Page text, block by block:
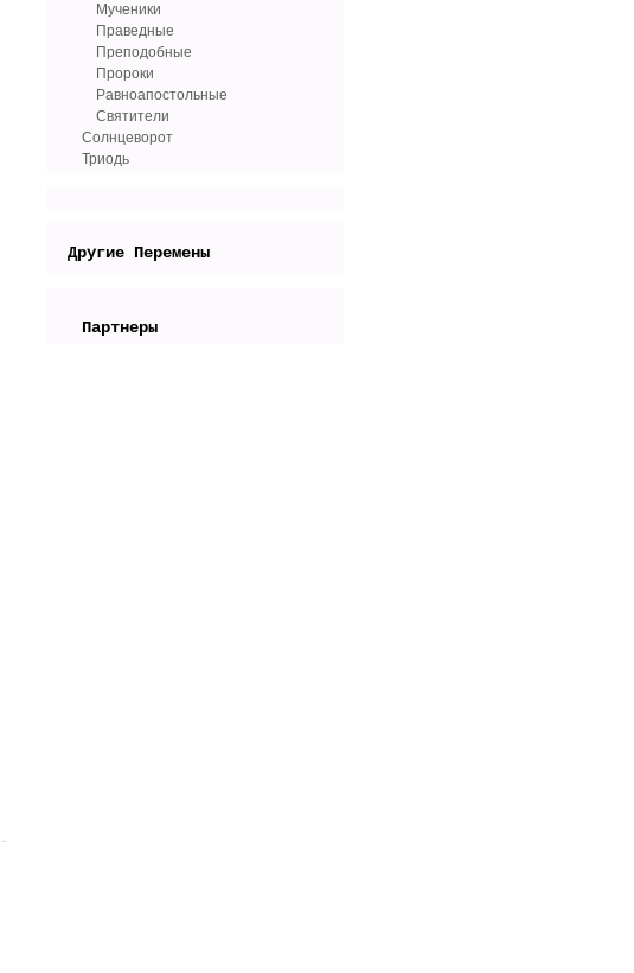
Мученики
Праведные
Преподобные
Пророки
Равноапостольные
Святители
Солнцеворот
Триодь
Другие Перемены
Партнеры